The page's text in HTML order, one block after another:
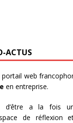
ACTUS
web
en entreprise.
d’être a la fois
de réflexion